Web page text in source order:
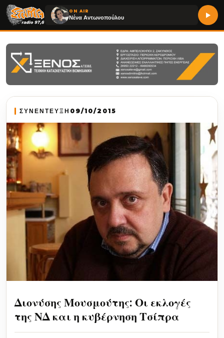
ON AIR
Νένα Αντωνοπούλου
ΣΥΝΕΝΤΕΥΞΗ 09/10/2015
Διονύσης Μουσμούτης: Οι εκλογές
της ΝΔ και η κυβέρνηση Τσίπρα